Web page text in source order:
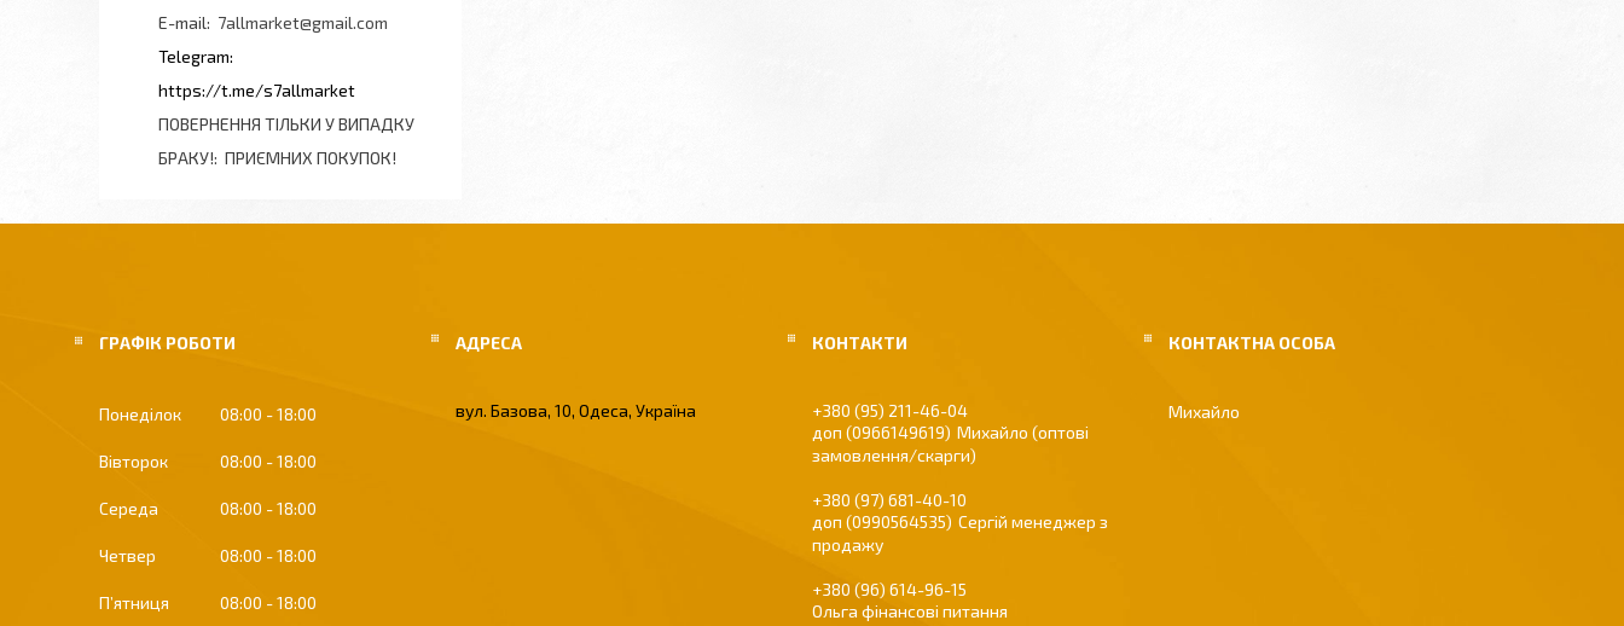
7allmarket@gmail.com
https://t.me/s7allmarket
ПОВЕРНЕННЯ ТІЛЬКИ У ВИПАДКУ
БРАКУ! ПРИЄМНИХ ПОКУПОК!
ГРАФІК РОБОТИ
Понеділок 08:00 18:00
Вівторок 08:00 18:00
Середа 08:00 18:00
Четвер 08:00 18:00
Пʼятниця 08:00 18:00
вул. Базова, 10, Одеса, Україна
+380 (95) 211-46-04
0966149619
Михайло (оптові
замовлення/скарги)
+380 (97) 681-40-10
0990564535
Сергій менеджер з
продажу
+380 (96) 614-96-15
Ольга фінансові питання
Михайло